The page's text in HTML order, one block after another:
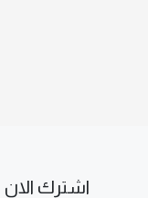
اشترك الان